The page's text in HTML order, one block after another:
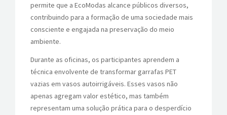
permite que a EcoModas alcance públicos diversos,
contribuindo para a formação de uma sociedade mais
consciente e engajada na preservação do meio
ambiente.
Durante as oficinas, os participantes aprendem a
técnica envolvente de transformar garrafas PET
vazias em vasos autoirrigáveis. Esses vasos não
apenas agregam valor estético, mas também
representam uma solução prática para o desperdício